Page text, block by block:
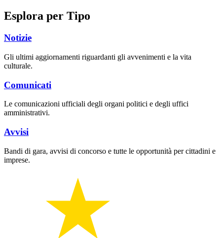
Esplora per Tipo
Notizie
Gli ultimi aggiornamenti riguardanti gli avvenimenti e la vita
culturale.
Comunicati
Le comunicazioni ufficiali degli organi politici e degli uffici
amministrativi.
Avvisi
Bandi di gara, avvisi di concorso e tutte le opportunità per cittadini e
imprese.